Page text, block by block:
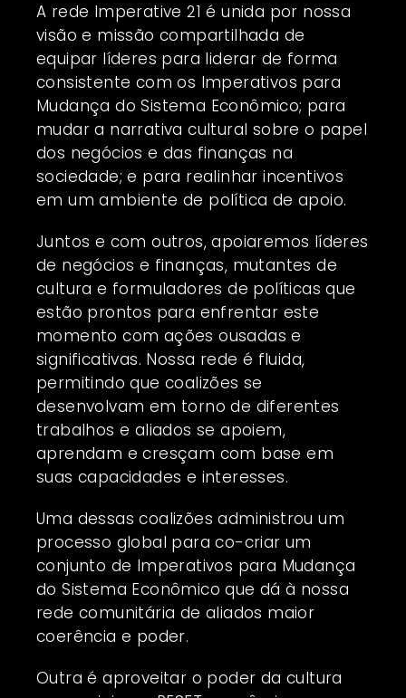
A rede Imperative 21 é unida por nossa
visão e missão compartilhada de
equipar líderes para liderar de forma
consistente com os Imperativos para
Mudança do Sistema Econômico; para
mudar a narrativa cultural sobre o papel
dos negócios e das finanças na
sociedade; e para realinhar incentivos
em um ambiente de política de apoio.
Juntos e com outros, apoiaremos líderes
de negócios e finanças, mutantes de
cultura e formuladores de políticas que
estão prontos para enfrentar este
momento com ações ousadas e
significativas. Nossa rede é fluida,
permitindo que coalizões se
desenvolvam em torno de diferentes
trabalhos e aliados se apoiem,
aprendam e cresçam com base em
suas capacidades e interesses.
Uma dessas coalizões administrou um
processo global para co-criar um
conjunto de Imperativos para Mudança
do Sistema Econômico que dá à nossa
rede comunitária de aliados maior
coerência e poder.
Outra é aproveitar o poder da cultura